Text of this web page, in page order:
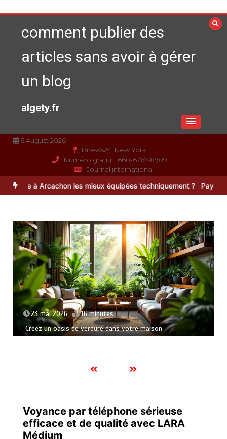
au
contenucomment publier des
articles sans avoir à gérer
un blog
algety.fr
6 August 2026
Bnews24, New York
Numéro gratuit 1660-6767-8909
Journal international
les mieux équipées techniquement ? Paysagiste à Sainte-
17 mai 2026 14 minutes
Créativité et innovation : un duo inséparable
Voyance par téléphone sérieuse
efficace et de qualité avec LARA
Médium